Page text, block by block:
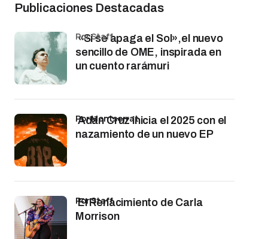
Publicaciones Destacadas
«Si se apaga el Sol»,el nuevo
sencillo de OME, inspirada en
un cuento rarámuri
por Staff
Adán Cruz inicia el 2025 con el
nazamiento de un nuevo EP
por Montserrat
El Renacimiento de Carla
Morrison
por Staff